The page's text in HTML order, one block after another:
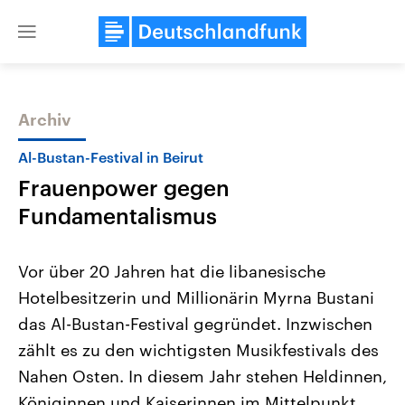
Close
Themen
Landtagswahl Sachsen-Anhalt
2026
Alle Informationen
Sachsen-Anhalt wählt am 6.
September 2026 einen neuen
Landtag. Seit 2021 wird das
Bundesland von einer Koalition aus
USA
Aktuelle Beiträge,
Hintergründe
Wirtschaftlich und
gehören die Vereinigten
den mächtigsten Ländern
mit großem Einfluss auf
Archiv
Al-Bustan-Festival in Beirut
Frauenpower gegen
Fundamentalismus
Vor über 20 Jahren hat die libanesische
Hotelbesitzerin und Millionärin Myrna Bustani
das Al-Bustan-Festival gegründet. Inzwischen
zählt es zu den wichtigsten Musikfestivals des
Nahen Osten. In diesem Jahr stehen Heldinnen,